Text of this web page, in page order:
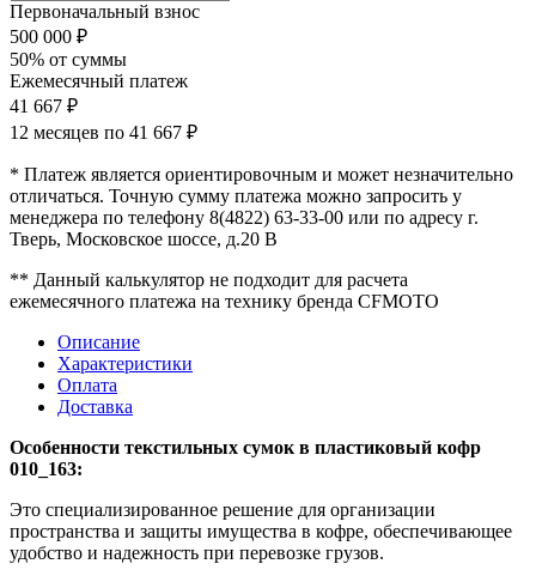
Первоначальный взнос
500 000 ₽
50% от суммы
Ежемесячный платеж
41 667 ₽
12 месяцев по 41 667 ₽
* Платеж является ориентировочным и может незначительно
отличаться. Точную сумму платежа можно запросить у
менеджера по телефону 8(4822) 63-33-00 или по адресу г.
Тверь, Московское шоссе, д.20 В
** Данный калькулятор не подходит для расчета
ежемесячного платежа на технику бренда CFMOTO
Описание
Характеристики
Оплата
Доставка
Особенности текстильных сумок в пластиковый кофр
010_163:
Это специализированное решение для организации
пространства и защиты имущества в кофре, обеспечивающее
удобство и надежность при перевозке грузов.